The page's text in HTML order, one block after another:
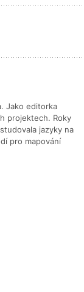
Jako editorka
projektech. Roky
jazyky na
pro mapování